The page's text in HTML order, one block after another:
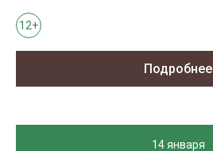
12+
Подробнее
14 января